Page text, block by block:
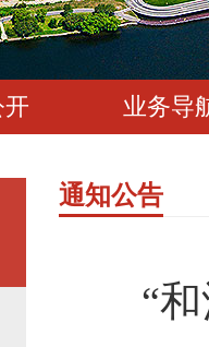
业务导
通知公告
“